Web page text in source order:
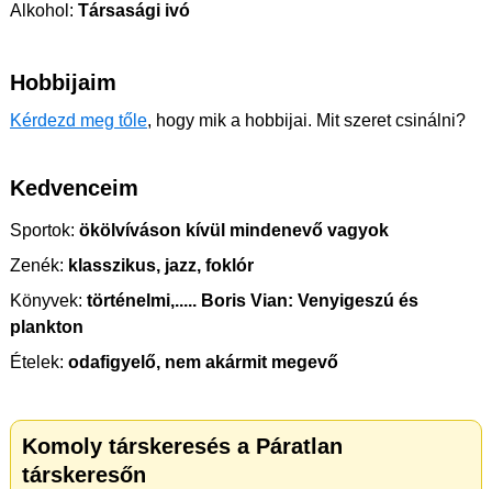
Alkohol: Társasági ivó
Hobbijaim
Kérdezd meg tőle, hogy mik a hobbijai. Mit szeret csinálni?
Kedvenceim
Sportok: ökölvíváson kívül mindenevő vagyok
Zenék: klasszikus, jazz, foklór
Könyvek: történelmi,..... Boris Vian: Venyigeszú és
plankton
Ételek: odafigyelő, nem akármit megevő
Komoly társkeresés a Páratlan
társkeresőn